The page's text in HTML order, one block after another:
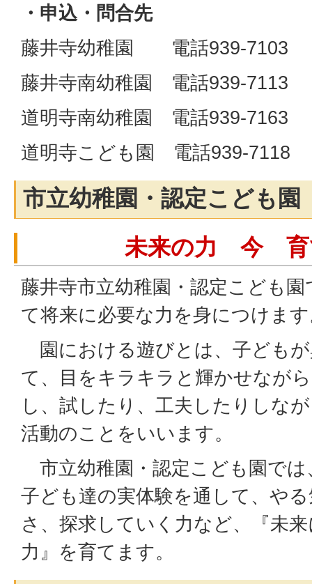
・申込・問合先
藤井寺幼稚園 電話939-7103
藤井寺南幼稚園 電話939-7113
道明寺南幼稚園 電話939-7163
道明寺こども園 電話939‐7118
市立幼稚園・認定こども園
未来の力 今 育
藤井寺市立幼稚園・認定こども
て将来に必要な力を身につけま
園における遊びとは、子ども
て、目をキラキラと輝かせなが
し、試したり、工夫したりしな
活動のことをいいます。
市立幼稚園・認定こども園で
子ども達の実体験を通して、や
さ、探求していく力など、『未
力』を育てます。